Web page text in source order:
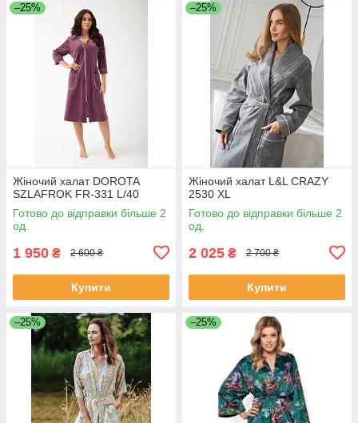
–25%
Жіночий халат DOROTA
SZLAFROK FR-331 L/40
Готово до відправки більше 2
од.
1 950 ₴ 2 600 ₴
Купити
–25%
Жіночий халат L&L CRAZY
2530 XL
Готово до відправки більше 2
од.
2 025 ₴ 2 700 ₴
Купити
–25% –25%